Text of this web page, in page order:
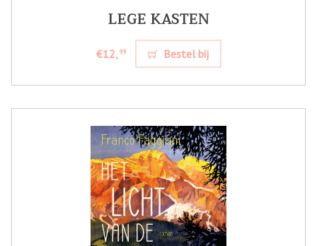
LEGE KASTEN
€12,99 Bestel bij